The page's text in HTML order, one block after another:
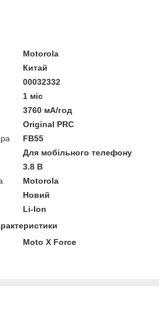
Motorola
Китай
00032332
1 міс
3760 мА/год
Original PRC
FB55
Для мобільного телефону
3.8 В
Motorola
Новий
Li-Ion
Moto X Force